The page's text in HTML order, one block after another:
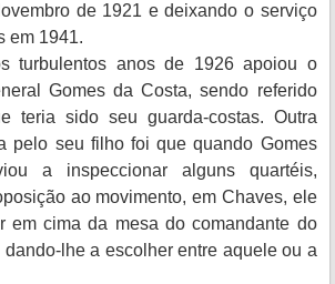
de 1921 e deixando o serviço
em 1941.
turbulentos anos de 1926 apoiou o
Gomes da Costa, sendo referido
teria sido seu guarda-costas. Outra
pelo seu filho foi que quando Gomes
a inspeccionar alguns quartéis,
ao movimento, em Chaves, ele
em cima da mesa do comandante do
dando-lhe a escolher entre aquele ou a